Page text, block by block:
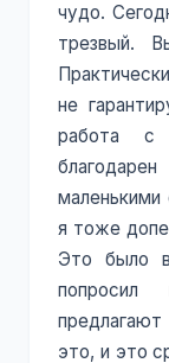
чудо.
трезвый.
не
работа с
я тоже
Это было
это, и это